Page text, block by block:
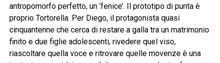
antropomorfo perfetto, un ‘fenice’. Il prototipo di punta è
proprio Tortorella. Per Diego, il protagonista quasi
cinquantenne che cerca di restare a galla tra un matrimonio
finito e due figlie adolescenti, rivedere quel viso,
riascoltare quella voce e ritrovare quelle movenze è una